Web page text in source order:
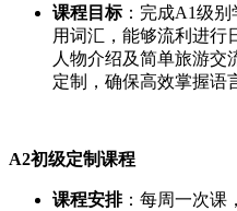
课程目标：完成A1级别
用词汇，能够流利进行
人物介绍及简单旅游交
定制，确保高效掌握语
A2初级定制课程
课程安排：每周一次课